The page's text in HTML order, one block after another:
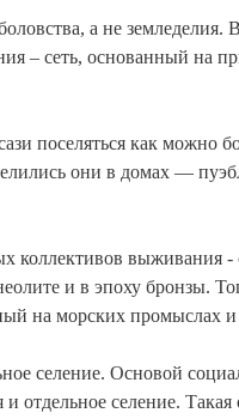
а не земледелия.
– сеть, основанный на
поселяться как можно
они в домах —
коллективов выживания -
и в эпоху бронзы.
на морских промыслах и
селение. Основой
отдельное селение. Такая